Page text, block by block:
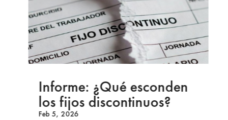
Informe: ¿Qué esconden
los fijos discontinuos?
Feb 5, 2026